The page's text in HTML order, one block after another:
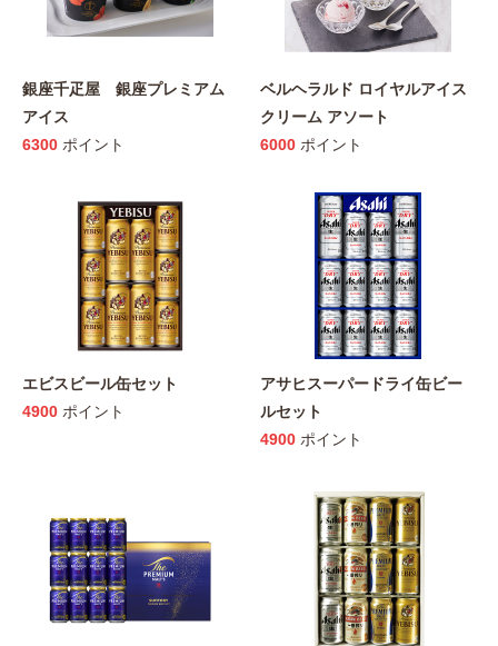
銀座千疋屋 銀座プレミアム
アイス
6300 ポイント
ベルヘラルド ロイヤルアイス
クリーム アソート
6000 ポイント
エビスビール缶セット
4900 ポイント
アサヒスーパードライ缶ビー
ルセット
4900 ポイント